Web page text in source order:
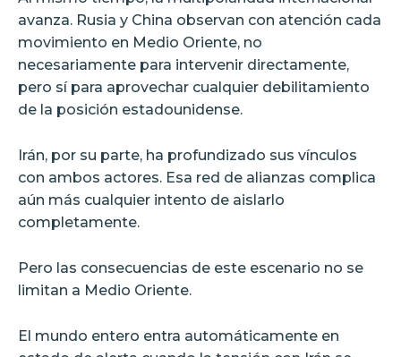
avanza. Rusia y China observan con atención cada
movimiento en Medio Oriente, no
necesariamente para intervenir directamente,
pero sí para aprovechar cualquier debilitamiento
de la posición estadounidense.
Irán, por su parte, ha profundizado sus vínculos
con ambos actores. Esa red de alianzas complica
aún más cualquier intento de aislarlo
completamente.
Pero las consecuencias de este escenario no se
limitan a Medio Oriente.
El mundo entero entra automáticamente en